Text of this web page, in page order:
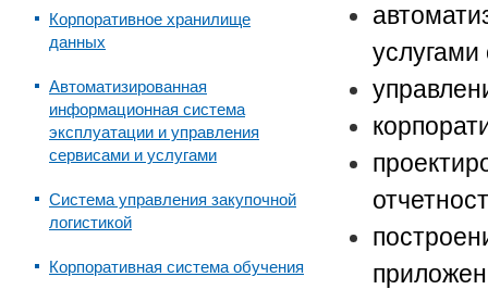
Корпоративное хранилище
данных
Автоматизированная
информационная система
эксплуатации и управления
сервисами и услугами
Система управления закупочной
логистикой
Корпоративная система обучения
услугами